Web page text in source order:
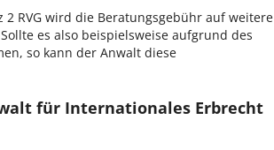
2 RVG wird die Beratungsgebühr auf weitere
es also beispielsweise aufgrund des
so kann der Anwalt diese
für Internationales Erbrecht